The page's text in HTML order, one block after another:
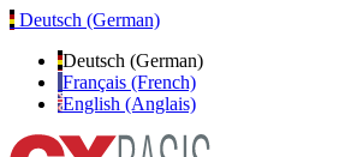
Deutsch (German)
Deutsch (German)
Français (French)
English (Anglais)